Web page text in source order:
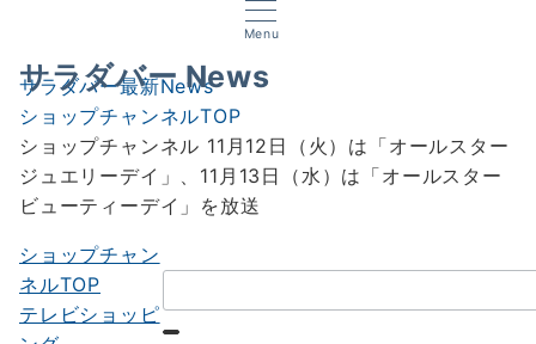
Menu
サラダバー News
サラダバー最新News
ショップチャンネルTOP
ショップチャンネル 11月12日（火）は「オールスター
ジュエリーデイ」、11月13日（水）は「オールスター
ビューティーデイ」を放送
ショップチャン
ネルTOP
テレビショッピ索：